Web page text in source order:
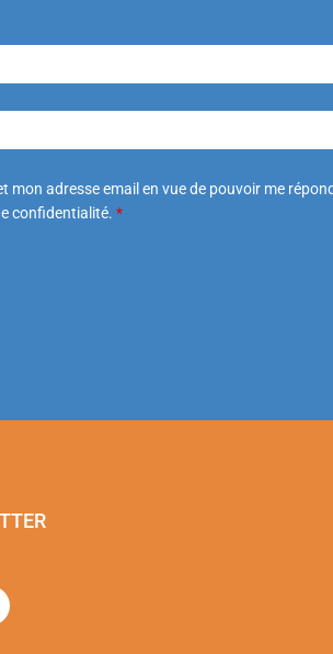
mon adresse email en vue de pouvoir me
confidentialité. *